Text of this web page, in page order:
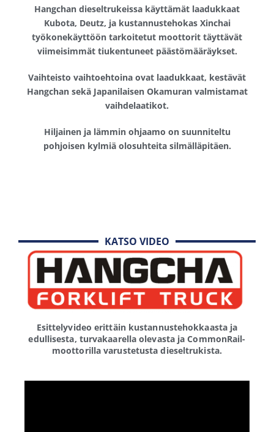
Hangchan dieseltrukeissa käyttämät laadukkaat
Kubota, Deutz, ja kustannustehokas Xinchai
työkonekäyttöön tarkoitetut moottorit täyttävät
viimeisimmät tiukentuneet päästömääräykset.
Vaihteisto vaihtoehtoina ovat laadukkaat, kestävät
Hangchan sekä Japanilaisen Okamuran valmistamat
vaihdelaatikot.
Hiljainen ja lämmin ohjaamo on suunniteltu
pohjoisen kylmiä olosuhteita silmälläpitäen.
KATSO VIDEO
Esittelyvideo erittäin kustannustehokkaasta ja
edullisesta, turvakaarella olevasta ja CommonRail-
moottorilla varustetusta dieseltrukista.